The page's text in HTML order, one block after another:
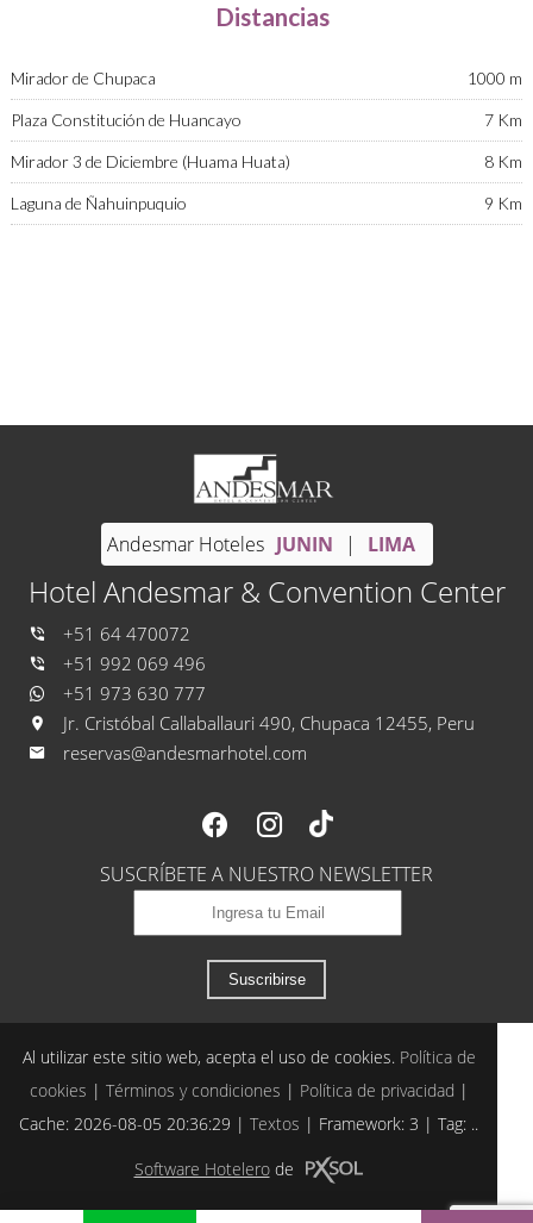
Distancias
Mirador de Chupaca 1000 m
Plaza Constitución de Huancayo 7 Km
Mirador 3 de Diciembre (Huama Huata) 8 Km
Laguna de Ñahuinpuquio 9 Km
Hotel Andesmar & Convention Center
+51 64 470072
+51 992 069 496
+51 973 630 777
Jr. Cristóbal Callaballauri 490, Chupaca 12455, Peru
reservas@andesmarhotel.com
Andesmar Hoteles JUNIN | LIMA
SUSCRÍBETE A NUESTRO NEWSLETTER
Suscribirse
Al utilizar este sitio web, acepta el uso de cookies. Política de
cookies | Términos y condiciones | Política de privacidad |
Cache: 2026-08-05 20:36:29 | Textos | Framework: 3 | Tag: ..
Software Hotelerode